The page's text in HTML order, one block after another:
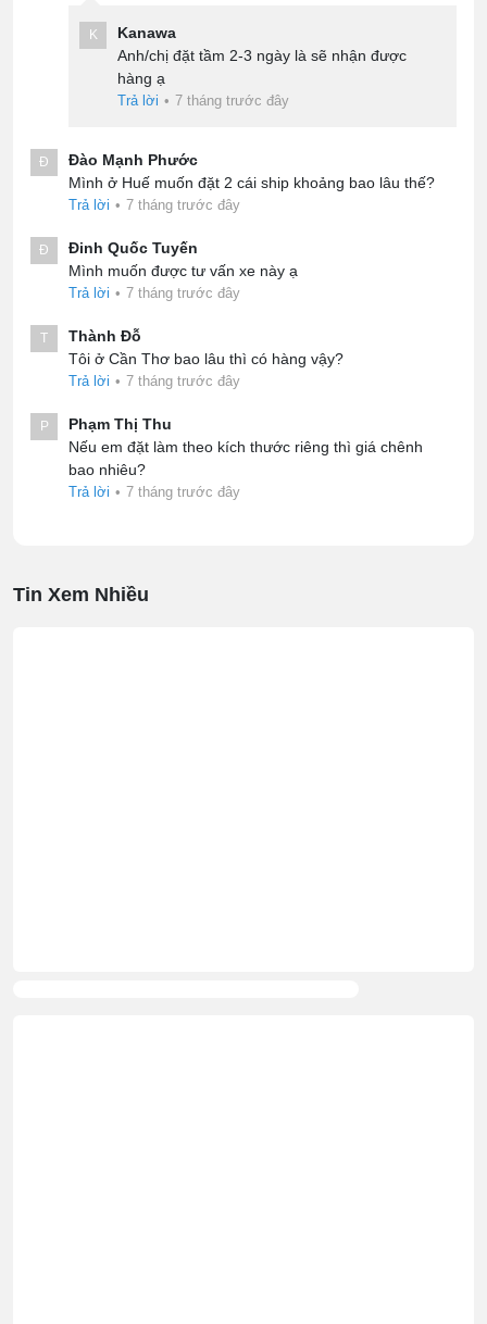
K
Kanawa
Anh/chị đặt tầm 2-3 ngày là sẽ nhận được
hàng ạ
Trả lời • 7 tháng trước đây
Đ
Đào Mạnh Phước
Mình ở Huế muốn đặt 2 cái ship khoảng bao lâu thế?
Trả lời • 7 tháng trước đây
Đ
Đinh Quốc Tuyến
Mình muốn được tư vấn xe này ạ
Trả lời • 7 tháng trước đây
T
Thành Đỗ
Tôi ở Cần Thơ bao lâu thì có hàng vậy?
Trả lời • 7 tháng trước đây
P
Phạm Thị Thu
Nếu em đặt làm theo kích thước riêng thì giá chênh
bao nhiêu?
Trả lời • 7 tháng trước đây
Tin Xem Nhiều